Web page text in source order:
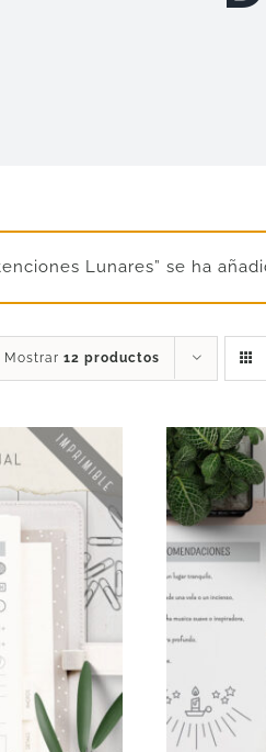
Lunares” se ha
Mostrar 12 productos